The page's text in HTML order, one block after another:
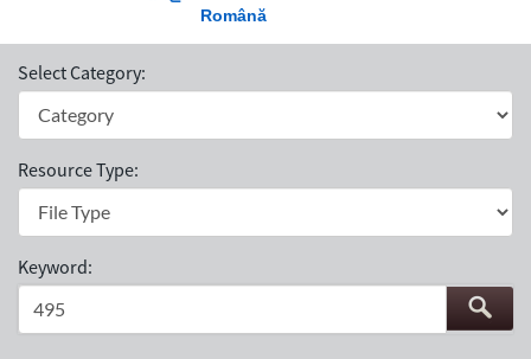
Română
Select Category:
Resource Type:
Keyword: